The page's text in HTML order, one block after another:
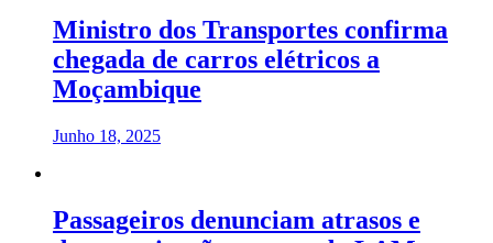
Ministro dos Transportes confirma
chegada de carros elétricos a
Moçambique
Junho 18, 2025
Passageiros denunciam atrasos e